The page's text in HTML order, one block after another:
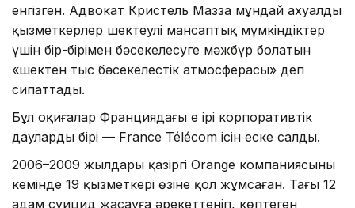
енгізген. Адвокат Кристель Мазза мұндай ахуалды
қызметкерлер шектеулі мансаптық мүмкіндіктер
үшін бір-бірімен бәсекелесуге мәжбүр болатын
«шектен тыс бәсекелестік атмосферасы» деп
сипаттады.
Бұл оқиғалар Франциядағы ең ірі корпоративтік
даулардың бірі — France Télécom ісін еске салды.
2006–2009 жылдары қазіргі Orange компаниясының
кемінде 19 қызметкері өзіне қол жұмсаған. Тағы 12
адам суицид жасауға әрекеттеніп, көптеген